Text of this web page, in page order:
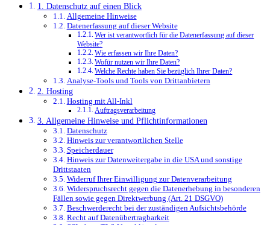
1. Datenschutz auf einen Blick
Allgemeine Hinweise
Datenerfassung auf dieser Website
Wer ist verantwortlich für die Datenerfassung auf dieser
Website?
Wie erfassen wir Ihre Daten?
Wofür nutzen wir Ihre Daten?
Welche Rechte haben Sie bezüglich Ihrer Daten?
Analyse-Tools und Tools von Dritt­anbietern
2. Hosting
Hosting mit All-Inkl
Auftragsverarbeitung
3. Allgemeine Hinweise und Pflicht­informationen
Datenschutz
Hinweis zur verantwortlichen Stelle
Speicherdauer
Hinweis zur Datenweitergabe in die USA und sonstige
Drittstaaten
Widerruf Ihrer Einwilligung zur Datenverarbeitung
Widerspruchsrecht gegen die Datenerhebung in besonderen
Fällen sowie gegen Direktwerbung (Art. 21 DSGVO)
Beschwerde­recht bei der zuständigen Aufsichts­behörde
Recht auf Daten­übertrag­barkeit